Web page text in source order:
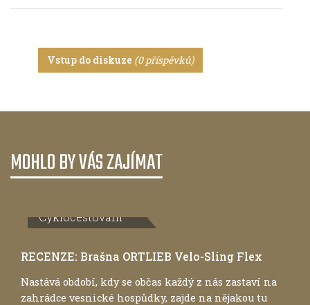
Vstup do diskuze (0 příspěvků)
MOHLO BY VÁS ZAJÍMAT
Cyklocestování
RECENZE: Brašna ORTLIEB Velo-Sling Flex
Nastává období, kdy se občas každý z nás zastaví na
zahrádce vesnické hospůdky, zajde na nějakou tu